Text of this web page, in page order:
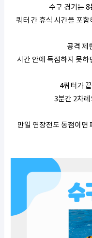
수구 경기는 8
쿼터 간 휴식 시간을 포함
공격 제
시간 안에 득점하지 못하
4쿼터가
3분간 2차례
만일 연장전도 동점이면